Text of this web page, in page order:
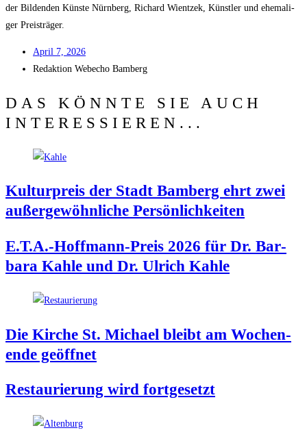
der Bil­den­den Küns­te Nürn­berg, Richard Wient­zek, Künst­ler und ehe­ma­li­
ger Preisträger.
April 7, 2026
Redak­ti­on Web­echo Bamberg
DAS KÖNNTE SIE AUCH
INTERESSIEREN...
Kul­tur­preis der Stadt Bam­berg ehrt zwei
außer­ge­wöhn­li­che Persönlichkeiten
E.T.A.-Hoffmann-Preis 2026 für Dr. Bar­
ba­ra Kah­le und Dr. Ulrich Kahle
Die Kir­che St. Micha­el bleibt am Wochen­
en­de geöffnet
Restau­rie­rung wird fortgesetzt